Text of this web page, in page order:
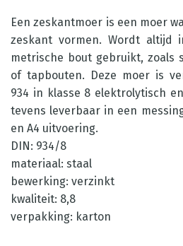
Een zeskantmoer is een moer
zeskant vormen. Wordt altijd
metrische bout gebruikt, zoals
of tapbouten. Deze moer is
934 in klasse 8 elektrolytisch
tevens leverbaar in een
en A4 uitvoering.
DIN: 934/8
materiaal: staal
bewerking: verzinkt
kwaliteit: 8,8
verpakking: karton